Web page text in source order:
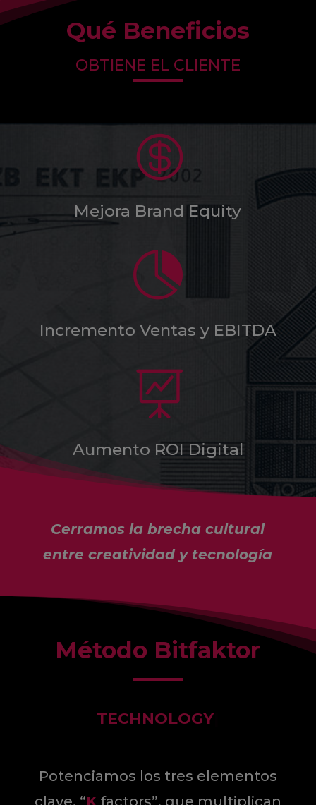
Qué Beneficios
OBTIENE EL CLIENTE

Mejora Brand Equity

Incremento Ventas y EBITDA

Aumento ROI Digital
Cerramos la brecha cultural
entre creatividad y tecnología
Método Bitfaktor
BI|
Potenciamos los tres elementos
clave, “Kfactors”, que multiplican